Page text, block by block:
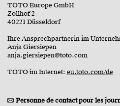
TOTO Europe GmbH
Zollhof 2
40221 Düsseldorf
Ihre Ansprechpartnerin im
Anja Giersiepen
anja.giersiepen@toto.com
TOTO im Internet: eu.toto.com/de
Personne de contact pour les